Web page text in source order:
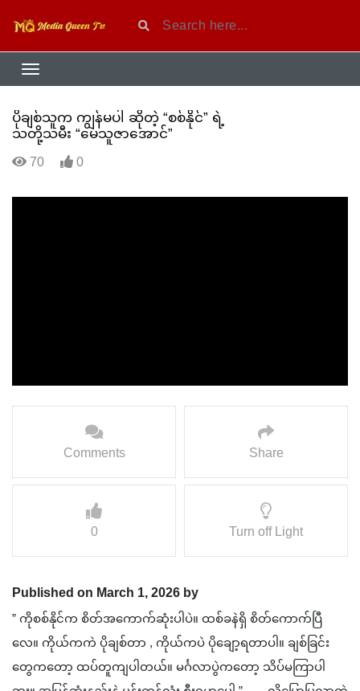
ပိုချစ်သူက ကျွန်မပါ ဆိုတဲ့ “စစ်နိုင်” ရဲ့
သတို့သမီး “မေသူဇာအောင်”
70 0
Comments Share
0 Turn off Light
Published on March 1, 2026 by
” ကိုစစ်နိုင်က စိတ်အကောက်ဆုံးပါပဲ။ ထစ်ခနဲရှိ စိတ်ကောက်ပြီ
လေ။ ကိုယ်ကကဲ ‌‌‌‌‌‌‌‌‌‌‌‌‌‌‌‌ပိုချစ်တာ , ကိုယ်ကပဲ ပိုချော့ရတာပါ။ ချစ်ခြင်း
တွေကတော့ ထပ်တူကျပါတယ်။ မင်္ဂလာပွဲကတော့ သိပ်မကြာပါ